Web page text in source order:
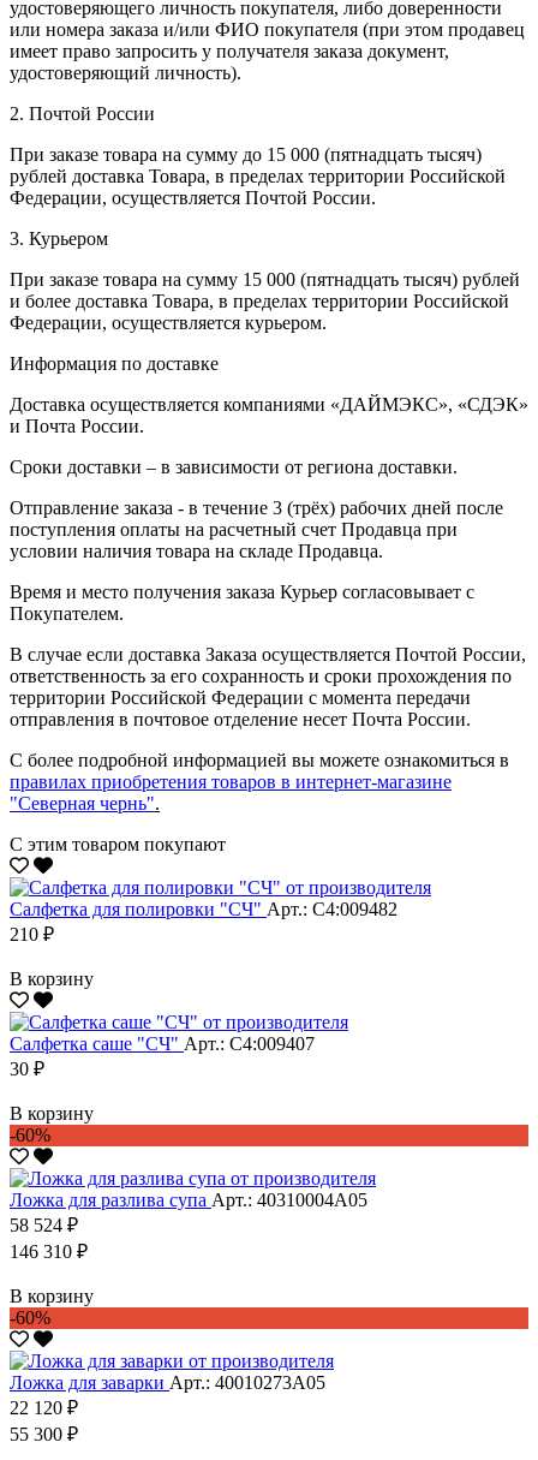
удостоверяющего личность покупателя, либо доверенности
или номера заказа и/или ФИО покупателя (при этом продавец
имеет право запросить у получателя заказа документ,
удостоверяющий личность).
2. Почтой России
При заказе товара на сумму до 15 000 (пятнадцать тысяч)
рублей доставка Товара, в пределах территории Российской
Федерации, осуществляется Почтой России.
3. Курьером
При заказе товара на сумму 15 000 (пятнадцать тысяч) рублей
и более доставка Товара, в пределах территории Российской
Федерации, осуществляется курьером.
Информация по доставке
Доставка осуществляется компаниями «ДАЙМЭКС», «СДЭК»
и Почта России.
Сроки доставки – в зависимости от региона доставки.
Отправление заказа - в течение 3 (трёх) рабочих дней после
поступления оплаты на расчетный счет Продавца при
условии наличия товара на складе Продавца.
Время и место получения заказа Курьер согласовывает с
Покупателем.
В случае если доставка Заказа осуществляется Почтой России,
ответственность за его сохранность и сроки прохождения по
территории Российской Федерации с момента передачи
отправления в почтовое отделение несет Почта России.
С более подробной информацией вы можете ознакомиться в
правилах приобретения товаров в интернет-магазине
"Северная чернь".
С этим товаром покупают
Салфетка для полировки "CЧ" Арт.: С4:009482
210 ₽
В корзину
Салфетка саше "CЧ" Арт.: С4:009407
30 ₽
В корзину
-60%
Ложка для разлива супа Арт.: 40310004А05
58 524 ₽
146 310 ₽
В корзину
-60%
Ложка для заварки Арт.: 40010273А05
22 120 ₽
55 300 ₽